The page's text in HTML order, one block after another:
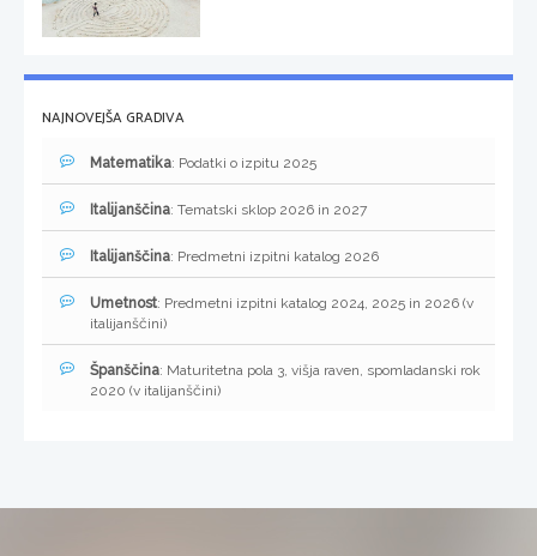
NAJNOVEJŠA GRADIVA
Matematika: Podatki o izpitu 2025
Italijanščina: Tematski sklop 2026 in 2027
Italijanščina: Predmetni izpitni katalog 2026
Umetnost: Predmetni izpitni katalog 2024, 2025 in 2026 (v
italijanščini)
Španščina: Maturitetna pola 3, višja raven, spomladanski rok
2020 (v italijanščini)